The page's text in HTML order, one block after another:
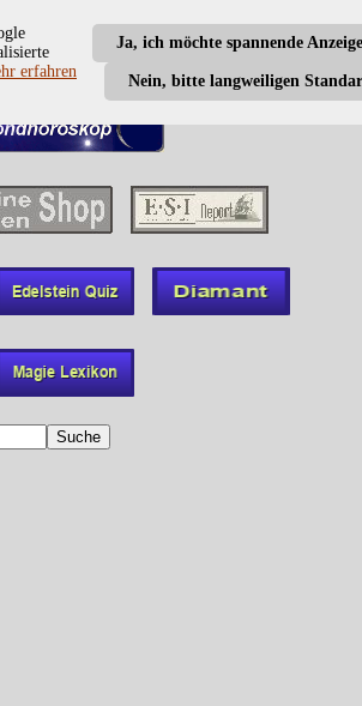
Ja, ich möchte spannende
Nein, bitte langweiligen
erfahren